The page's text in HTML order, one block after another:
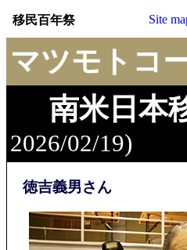
移民百年祭 Site
マツモトコ
南米日本
2026/02/19)
徳吉義男さん